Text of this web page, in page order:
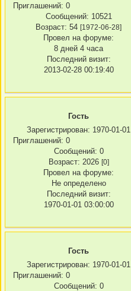
Приглашений: 0
Сообщений: 10521
Возраст: 54 [1972-06-28]
Провел на форуме:
8 дней 4 часа
Последний визит:
2013-02-28 00:19:40
Гость
Зарегистрирован: 1970-01-01
Приглашений: 0
Сообщений: 0
Возраст: 2026 [0]
Провел на форуме:
Не определено
Последний визит:
1970-01-01 03:00:00
Гость
Зарегистрирован: 1970-01-01
Приглашений: 0
Сообщений: 0